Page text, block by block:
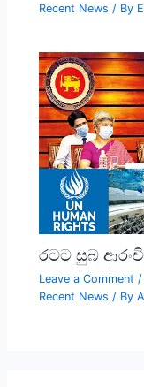
Recent News / By
රටට සුබ
Leave a Comment /
Recent News / By